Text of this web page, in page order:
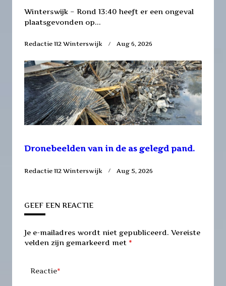
Winterswijk – Rond 13:40 heeft er een ongeval
plaatsgevonden op...
Redactie 112 Winterswijk Aug 6, 2026
Dronebeelden van in de as gelegd pand.
Redactie 112 Winterswijk Aug 5, 2026
GEEF EEN REACTIE
Je e-mailadres wordt niet gepubliceerd. Vereiste
velden zijn gemarkeerd met *
Reactie*